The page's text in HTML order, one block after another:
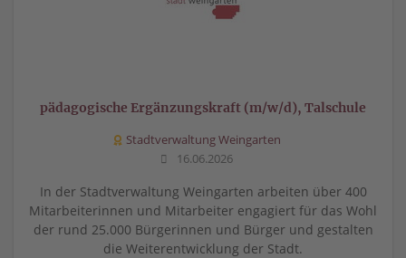
pädagogische Ergänzungskraft (m/w/d), Talschule
Stadtverwaltung Weingarten
16.06.2026
In der Stadtverwaltung Weingarten arbeiten über 400
Mitarbeiterinnen und Mitarbeiter engagiert für das Wohl
der rund 25.000 Bürgerinnen und Bürger und gestalten
die Weiterentwicklung der Stadt.